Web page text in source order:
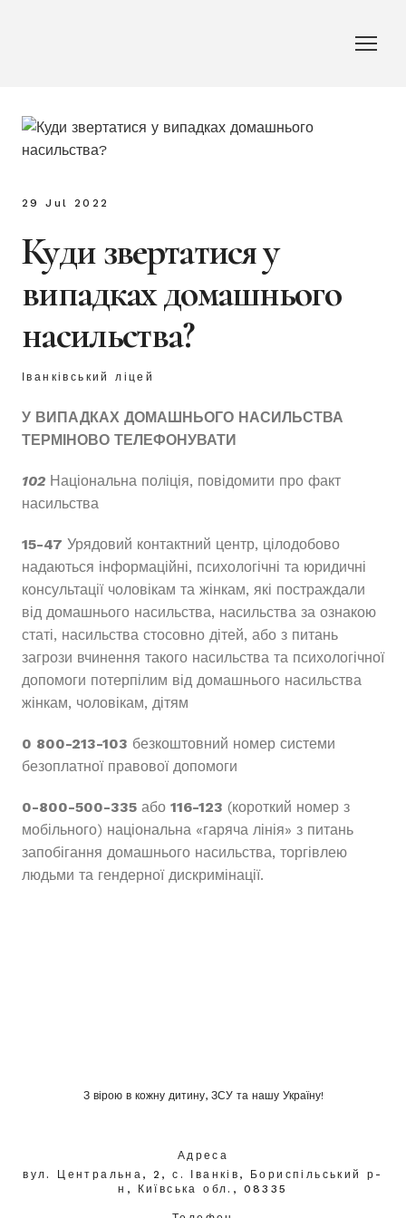
29 Jul 2022
Куди звертатися у
випадках домашнього
насильства?
Іванківський ліцей
У ВИПАДКАХ ДОМАШНЬОГО НАСИЛЬСТВА
ТЕРМІНОВО ТЕЛЕФОНУВАТИ
102 Національна поліція, повідомити про факт
насильства
15-47 Урядовий контактний центр, цілодобово
надаються інформаційні, психологічні та юридичні
консультації чоловікам та жінкам, які постраждали
від домашнього насильства, насильства за ознакою
статі, насильства стосовно дітей, або з питань
загрози вчинення такого насильства та психологічної
допомоги потерпілим від домашнього насильства
жінкам, чоловікам, дітям
0 800-213-103 безкоштовний номер системи
безоплатної правової допомоги
0-800-500-335 або 116-123 (короткий номер з
мобільного) національна «гаряча лінія» з питань
запобігання домашнього насильства, торгівлею
людьми та гендерної дискримінації.
З вірою в кожну дитину, ЗСУ та нашу Україну!
Адреса
вул. Центральна, 2, с. Іванків, Бориспільський р-
н, Київська обл., 08335